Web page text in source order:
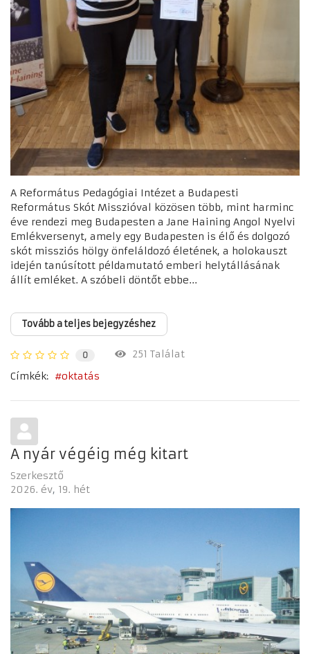
A Református Pedagógiai Intézet a Budapesti
Református Skót Misszióval közösen több, mint harminc
éve rendezi meg Budapesten a Jane Haining Angol Nyelvi
Emlékversenyt, amely egy Budapesten is élő és dolgozó
skót missziós hölgy önfeláldozó életének, a holokauszt
idején tanúsított példamutató emberi helytállásának
állít emléket. A szóbeli döntőt ebbe...
Tovább a teljes bejegyzéshez
0
251 Találat
Címkék:
oktatás
A nyár végéig még kitart
Szerkesztő
2026. év 19. hét